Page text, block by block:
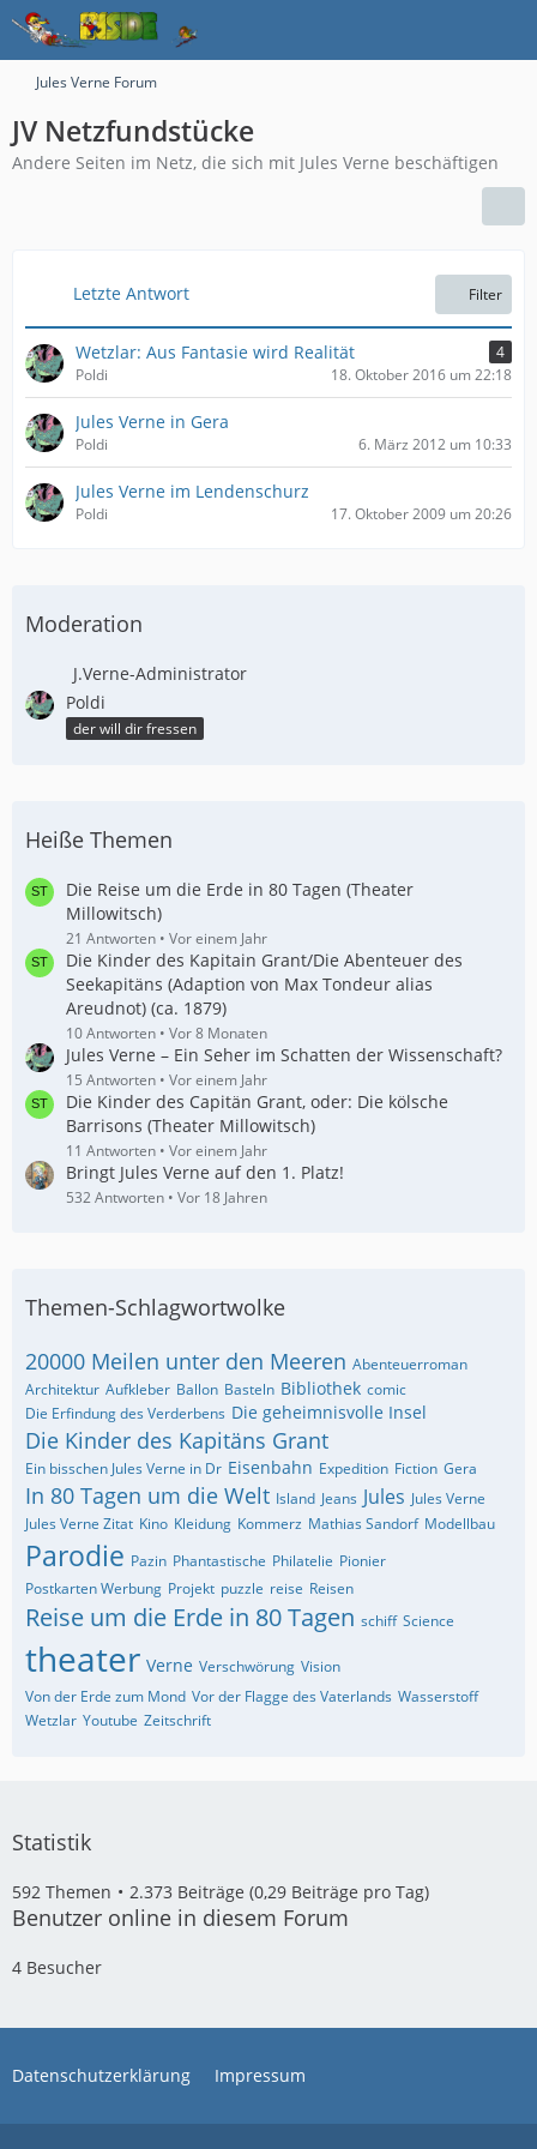
Jules Verne Forum
JV Netzfundstücke
Andere Seiten im Netz, die sich mit Jules Verne beschäftigen
Letzte Antwort Filter
Wetzlar: Aus Fantasie wird Realität
4
Poldi
18. Oktober 2016 um 22:18
Jules Verne in Gera
Poldi 6. März 2012 um 10:33
Jules Verne im Lendenschurz
Poldi 17. Oktober 2009 um 20:26
Moderation
J.Verne-Administrator
Poldi
der will dir fressen
Heiße Themen
Die Reise um die Erde in 80 Tagen (Theater
Millowitsch)
21 Antworten Vor einem Jahr
Die Kinder des Kapitain Grant/Die Abenteuer des
Seekapitäns (Adaption von Max Tondeur alias
Areudnot) (ca. 1879)
10 Antworten Vor 8 Monaten
Jules Verne – Ein Seher im Schatten der Wissenschaft?
15 Antworten Vor einem Jahr
Die Kinder des Capitän Grant, oder: Die kölsche
Barrisons (Theater Millowitsch)
11 Antworten Vor einem Jahr
Bringt Jules Verne auf den 1. Platz!
532 Antworten Vor 18 Jahren
Themen-Schlagwortwolke
20000 Meilen unter den Meeren Abenteuerroman
Architektur Aufkleber Ballon Basteln Bibliothek comic
Die Erfindung des Verderbens Die geheimnisvolle Insel
Die Kinder des Kapitäns Grant
Ein bisschen Jules Verne in Dr Eisenbahn Expedition Fiction Gera
In 80 Tagen um die Welt Island Jeans Jules Jules Verne
Jules Verne Zitat Kino Kleidung Kommerz Mathias Sandorf Modellbau
Parodie Pazin Phantastische Philatelie Pionier
Postkarten Werbung Projekt puzzle reise Reisen
Reise um die Erde in 80 Tagen schiff Science
theater Verne Verschwörung Vision
Von der Erde zum Mond Vor der Flagge des Vaterlands Wasserstoff
Wetzlar Youtube Zeitschrift
Statistik
592 Themen 2.373 Beiträge (0,29 Beiträge pro Tag)
Benutzer online in diesem Forum
4 Besucher
Datenschutzerklärung Impressum